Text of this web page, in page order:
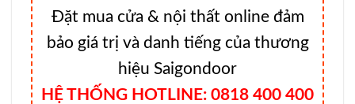
Đặt mua cửa & nội thất online đảm
bảo giá trị và danh tiếng của thương
hiệu Saigondoor
HỆ THỐNG HOTLINE: 0818 400 400